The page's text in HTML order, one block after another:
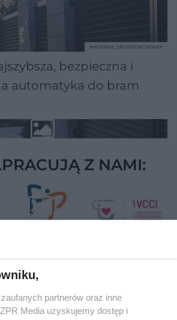
bezpieczna i
automatyka do bram
MATERIAŁ SPONSOROWANY
Z NAMI:
w serwisie nie może być powielany i
rozpowszechniany w jakikolwiek sposób
lub mechaniczny) na jakimkolwiek polu
partnerów oraz inne
Media uzyskujemy dostęp i